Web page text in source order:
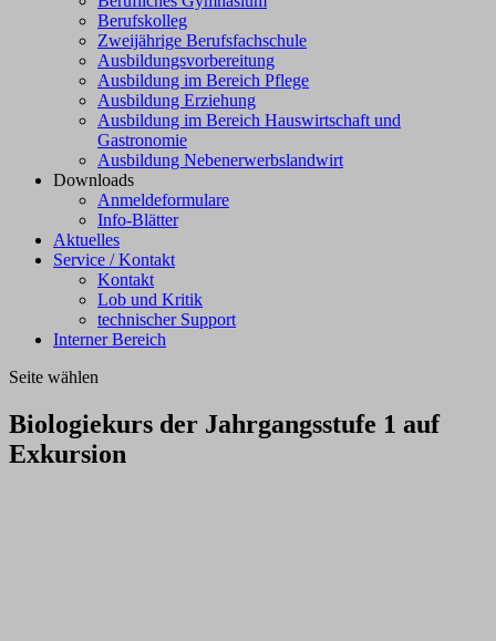
Berufskolleg
Zweijährige Berufsfachschule
Ausbildungsvorbereitung
Ausbildung im Bereich Pflege
Ausbildung Erziehung
Ausbildung im Bereich Hauswirtschaft und
Gastronomie
Ausbildung Nebenerwerbslandwirt
Downloads
Anmeldeformulare
Info-Blätter
Aktuelles
Service / Kontakt
Kontakt
Lob und Kritik
technischer Support
Interner Bereich
Seite wählen
Biologiekurs der Jahrgangsstufe 1 auf
Exkursion